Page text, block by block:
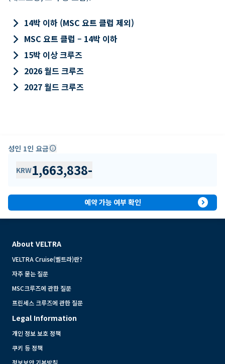
keyboard_arrow_right 14박 이하 (MSC 요트 클럽 제외)
keyboard_arrow_right MSC 요트 클럽 – 14박 이하
keyboard_arrow_right 15박 이상 크루즈
keyboard_arrow_right 2026 월드 크루즈
keyboard_arrow_right 2027 월드 크루즈
성인 1인 요금info
KRW1,663,838-
예약 가능 여부 확인 expand_circle_right
About VELTRA
VELTRA Cruise(벨트라)란?
자주 묻는 질문
MSC크루즈에 관한 질문
프린세스 크루즈에 관한 질문
Legal Information
개인 정보 보호 정책
쿠키 등 정책
정보보안 기본방침